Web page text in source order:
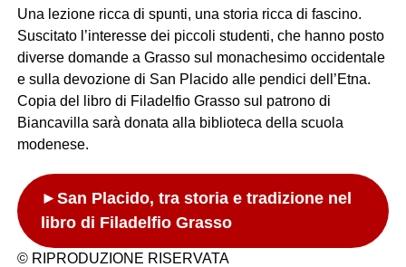
Una lezione ricca di spunti, una storia ricca di fascino.
Suscitato l’interesse dei piccoli studenti, che hanno posto
diverse domande a Grasso sul monachesimo occidentale
e sulla devozione di San Placido alle pendici dell’Etna.
Copia del libro di Filadelfio Grasso sul patrono di
Biancavilla sarà donata alla biblioteca della scuola
modenese.
►San Placido, tra storia e tradizione nel
libro di Filadelfio Grasso
© RIPRODUZIONE RISERVATA